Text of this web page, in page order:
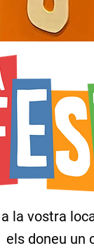
la vostra
els doneu un